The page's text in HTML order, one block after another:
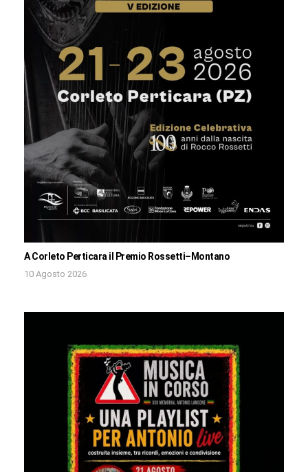
A Corleto Perticara il Premio Rossetti–Montano
10 Agosto 2026